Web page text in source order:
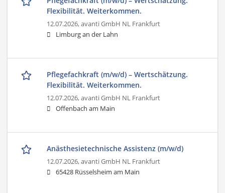
Flexibilität. Weiterkommen.
12.07.2026,avanti GmbH NL Frankfurt
Limburg an der Lahn
Pflegefachkraft (m/w/d) – Wertschätzung.
Flexibilität. Weiterkommen.
12.07.2026,avanti GmbH NL Frankfurt
Offenbach am Main
Anästhesietechnische Assistenz (m/w/d)
12.07.2026,avanti GmbH NL Frankfurt
65428 Rüsselsheim am Main